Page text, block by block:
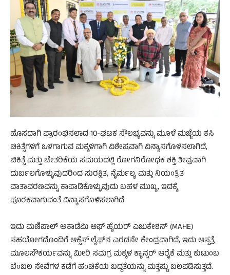
ಹೊಸದಾಗಿ ಪ್ರಾರಂಭಿಸಲಾದ 10-ಘಟಕ ಸೌಲಭ್ಯವನ್ನು ಮೂಳೆ ಮಜ್ಜೆಯ ಕಸಿ
ಚಿಕಿತ್ಸೆಗಳಿಗೆ ಒಳಗಾಗುವ ಮಕ್ಕಳಿಗಾಗಿ ವಿಶೇಷವಾಗಿ ವಿನ್ಯಾಸಗೊಳಿಸಲಾಗಿದೆ,
ಚಿಕಿತ್ಸೆ ಮತ್ತು ಚೇತರಿಕೆಯ ಸಮಯದಲ್ಲಿ ರೋಗನಿರೋಧಕ ಶಕ್ತಿ ತೀವ್ರವಾಗಿ
ದುರ್ಬಲಗೊಳ್ಳುವುದರಿಂದ ಸುರಕ್ಷಿತ, ನೈರ್ಮಲ್ಯ ಮತ್ತು ನಿಯಂತ್ರಿತ
ವಾತಾವರಣವನ್ನು ಕಾಪಾಡಿಕೊಳ್ಳುವುದು ಬಹಳ ಮುಖ್ಯ, ಇದಕ್ಕೆ
ಪೂರಕವಾಗುವಂತೆ ವಿನ್ಯಾಸಗೊಳಿಸಲಾಗಿದೆ.
ಇದು ಮಣಿಪಾಲ್ ಅಕಾಡೆಮಿ ಆಫ್ ಹೈಯರ್ ಎಜುಕೇಶನ್ (MAHE)
ಸಹಯೋಗದೊಂದಿಗೆ ಆಕ್ಸೆಸ್ ಲೈಫ್‌ನ ಎರಡನೇ ಕೇಂದ್ರವಾಗಿದೆ, ಇದು ಆಸ್ಪತ್ರೆ
ಮೂಲಸೌಕರ್ಯವನ್ನು ಮೀರಿ ಸಮಗ್ರ ಮಕ್ಕಳ ಕ್ಯಾನ್ಸರ್ ಆರೈಕೆ ಮತ್ತು ಕುಟುಂಬ
ಬೆಂಬಲ ಸೇವೆಗಳ ಕಡೆಗೆ ಹಂಚಿಕೆಯ ಬದ್ಧತೆಯನ್ನು ಮತ್ತಷ್ಟು ಬಲಪಡಿಸುತ್ತದೆ.